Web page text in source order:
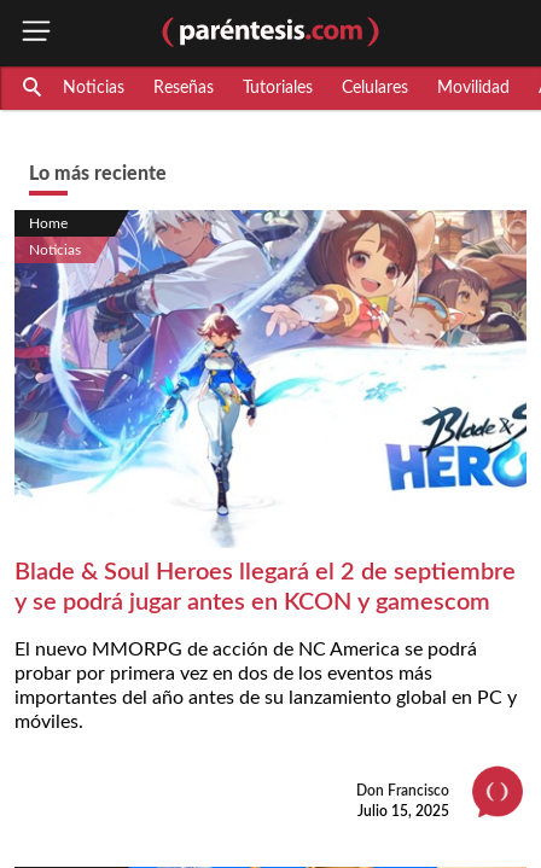
Noticias Reseñas Tutoriales Celulares Movilidad
Lo más reciente
Home
Noticias
Blade & Soul Heroes llegará el 2 de septiembre
y se podrá jugar antes en KCON y gamescom
El nuevo MMORPG de acción de NC America se podrá
probar por primera vez en dos de los eventos más
importantes del año antes de su lanzamiento global en PC y
móviles.
Don Francisco
Julio 15, 2025